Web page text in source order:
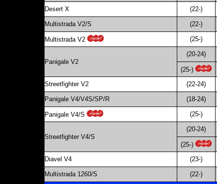
Desert X (22-)
Multistrada V2/S (22-)
Multistrada V2 (25-)
Panigale V2
(20-24)
(25-)
Streetfighter V2
(22-24)
Panigale V4/V4S/SP/R (18-24)
Panigale V4/S (25-)
Streetfighter V4/S
(20-24)
(25-)
Diavel V4
(23-)
Multistrada 1260/S (22-)